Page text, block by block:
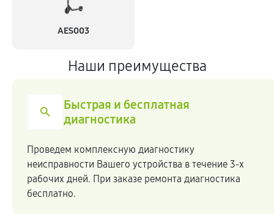
AES003
Наши преимущества
Быстрая и бесплатная
диагностика
Проведем комплексную диагностику
неисправности Вашего устройства в течение 3-х
рабочих дней. При заказе ремонта диагностика
бесплатно.